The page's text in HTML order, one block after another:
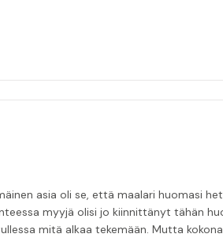
asia oli se, että maalari huomasi
myyjä olisi jo kiinnittänyt tähän
mitä alkaa tekemään. Mutta